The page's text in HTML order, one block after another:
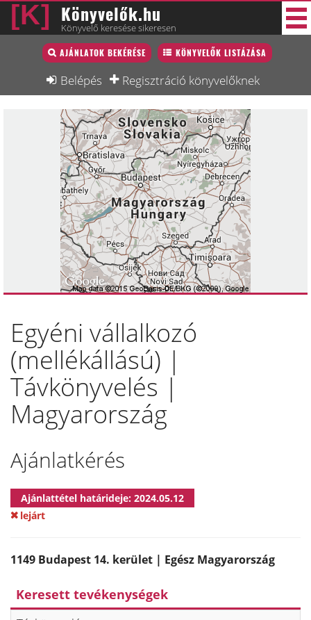
Könyvelők.hu
Könyvelő keresése sikeresen
AJÁNLATOK BEKÉRÉSE KÖNYVELŐK LISTÁZÁSA
Belépés Regisztráció könyvelőknek
Könyvelő lista
Könyvelési munkák
Képzésnaptár
Egyéni vállalkozó
(mellékállású) |
Távkönyvelés |
Magyarország
Ajánlatkérés
Ajánlattétel határideje: 2024.05.12
lejárt
1149 Budapest 14. kerület | Egész Magyarország
Keresett tevékenységek